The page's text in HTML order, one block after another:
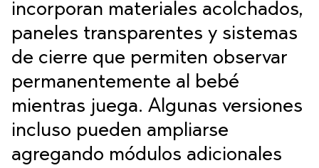
incorporan materiales acolchados,
paneles transparentes y sistemas
de cierre que permiten observar
permanentemente al bebé
mientras juega. Algunas versiones
incluso pueden ampliarse
agregando módulos adicionales